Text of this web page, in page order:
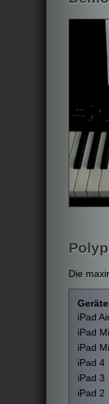
Die
iPad
iPad
iPad
iPad 4
iPad 3
iPad 2